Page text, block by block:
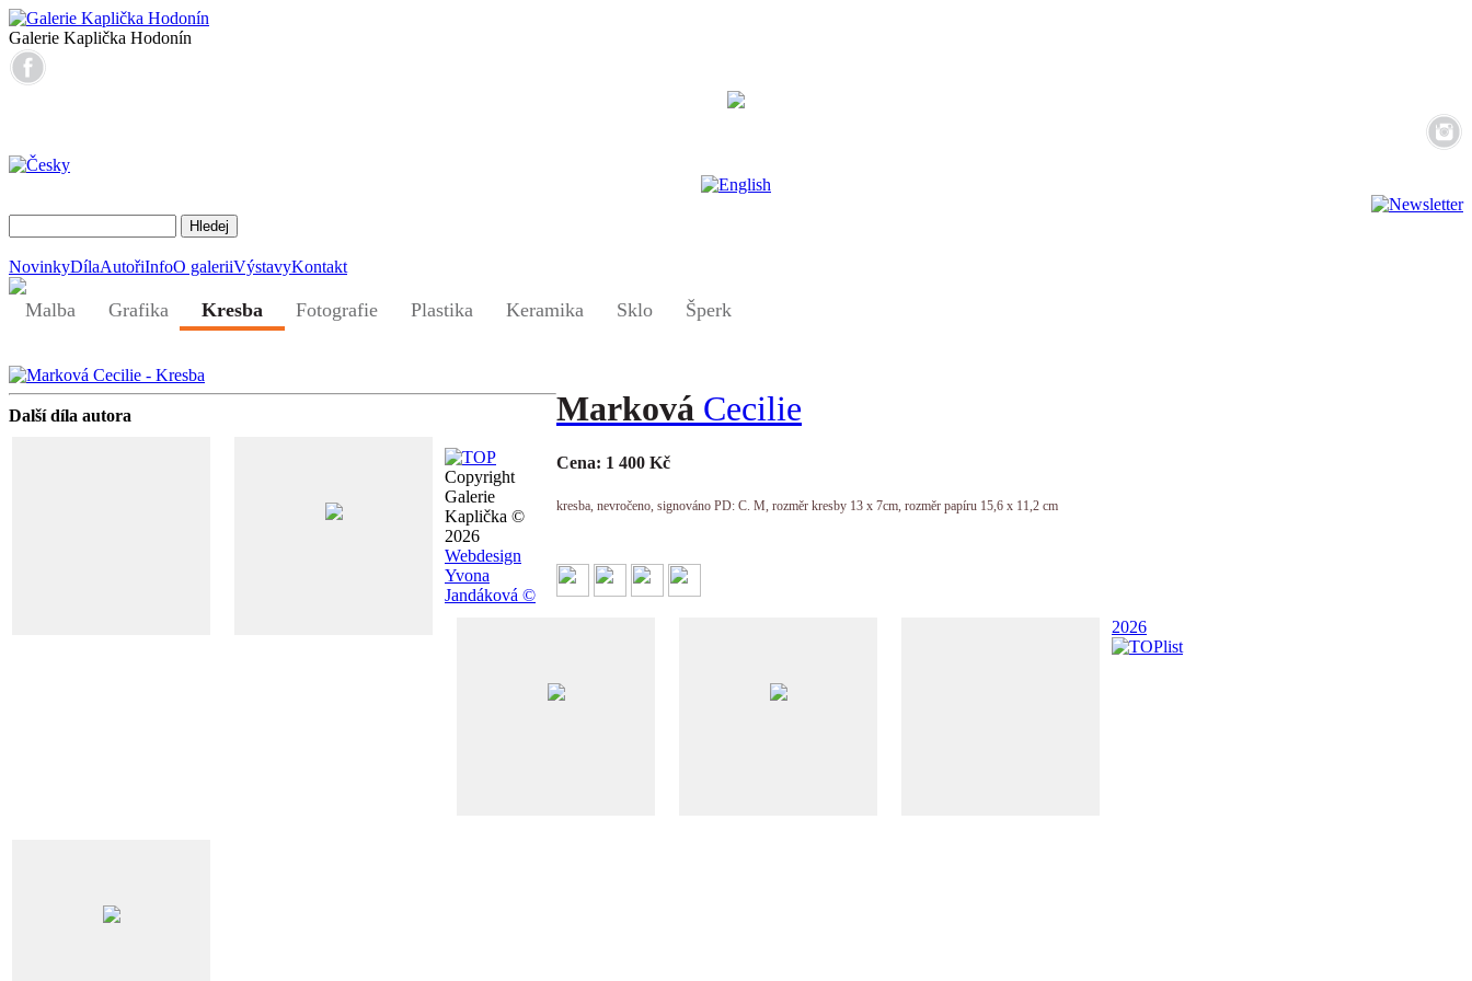
Galerie Kaplička Hodonín
NovinkyDílaAutořiInfoO galeriiVýstavyKontakt
Malba Grafika Kresba Fotografie Plastika Keramika Sklo Šperk
Marková Cecilie
Cena: 1 400 Kč
kresba, nevročeno, signováno PD: C. M, rozměr kresby 13 x 7cm, rozměr papíru 15,6 x 11,2 cm
Další díla autora
Copyright
Galerie
Kaplička ©
2026
Webdesign
Yvona
Jandáková ©
2026